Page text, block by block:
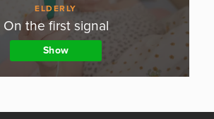
ELDERLY
On the first signal
Show